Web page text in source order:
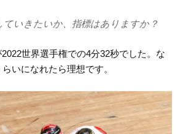
いきたいか、指標はありますか？
世界選手権での4分32秒でした。な
いになれたら理想です。